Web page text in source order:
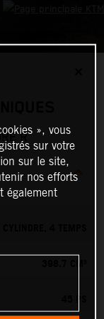
R
4 TEMPS
», vous
sur votre
sur le site,
nos efforts
également